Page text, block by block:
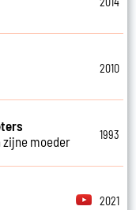
2010
zijne moeder
1993
2021